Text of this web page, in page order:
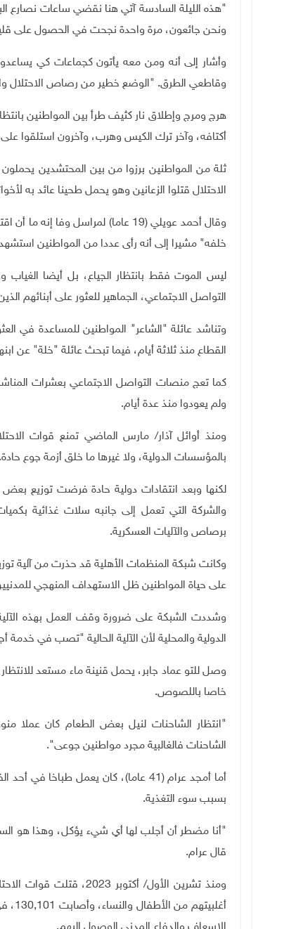
"هذه الليلة السادسة آتي هنا نقضي ساعات نصارع
ونحن جائعون، مرة واحدة نجحت في الحصول على
وأشار إلى أنه ومن معه يأتون كجماعات كي
وقاطعي الطرق. "الوضع خطير من رصاص الاحتلال
هرج ومرج وإطلاق نار كثيف طرأ بين المواطنين
أكتافه، وآخر ترك الكيس وهرب، وآخرون استلقوا
ثلة من المواطنين برزوا من بين المحتشدين
الاحتلال قتلوا الزعانين وهو يحمل طحينا عائد به
وقال أحمد عويلي (19 عاما) لمراسل
خلفه" مشيرا إلى أنه رأى عددا من المواطنين
ليس الموت فقط بانتظار الجياع، بل أيضا
التواصل الاجتماعي، الجماهير للعثور على أبنائهم
القطاع منذ ثلاثة أيام، فيما تبحث عائلة "خلة" عن ابنها أحمد (20 عاما)، الذي فقد في نقطة
كما تعج منصات التواصل الاجتماعي بعشرات
ولم يعودوا منذ عدة أيام.
ومنذ أوائل آذار/ مارس الماضي تمنع قوات
بالمؤسسات الدولية، ولا غيرها ما خلق أزمة جوع حادة.
لكنها وبعد انتقادات دولية حادة فرضت توزيع بعض
والشركة التي تعمل إلى جانبه سلات غذائية
برصاص والآليات العسكرية.
وكانت شبكة المنظمات الأهلية قد حذرت من آلية
على حياة المواطنين ظل الاستهداف المنهجي
وشددت الشبكة على ضرورة وقف العمل بهذه
الدولية والمحلية لأن الآلية الحالية "تصب في خدمة
وصل للتو عماد جابر، يحمل قنينة ماء مستعد
خاصا باللصوص.
"انتظار الشاحنات لنيل بعض الطعام كان عملا
الشاحنات فالغالبية مجرد مواطنين جوعى".
أما أمجد عرام (41 عاما)، كان يعمل
بسبب سوء التغذية.
"أنا مضطر أن أجلب لها أي شيء يؤكل، وهذا هو
قال عرام.